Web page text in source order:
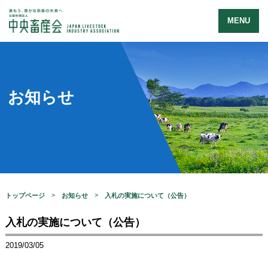
MENU
お知らせ
トップページ お知らせ 入札の実施について（公告）
入札の実施について（公告）
2019/03/05